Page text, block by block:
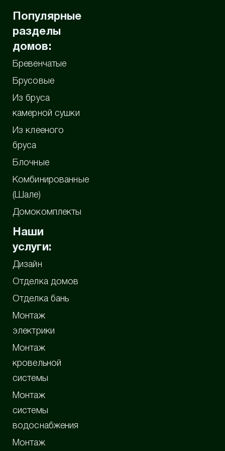
Популярные
разделы
домов:
Бревенчатые
Брусовые
Из бруса
камерной сушки
Из клееного
бруса
Блочные
Комбинированные
(Шале)
Домокомплекты
Наши
услуги:
Дизайн
Отделка домов
Отделка бань
Монтаж
электрики
Монтаж
кровельной
системы
Монтаж
системы
водоснабжения
Монтаж